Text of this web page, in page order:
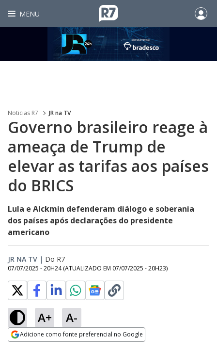
MENU
Noticias R7 JR na TV
Governo brasileiro reage à
ameaça de Trump de
elevar as tarifas aos países
do BRICS
Lula e Alckmin defenderam diálogo e soberania
dos países após declarações do presidente
americano
JR NA TV | Do R7
07/07/2025 - 20H24 (ATUALIZADO EM 07/07/2025 - 20H23)
A+ A-
Adicione como fonte preferencial no Google
Ativar
Loaded
70.59%